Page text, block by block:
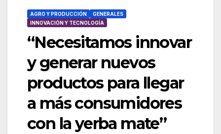
AGRO Y PRODUCCIÓN
GENERALES
INNOVACIÓN Y TECNOLOGÍA
“Necesitamos innovar
y generar nuevos
productos para llegar
a más consumidores
con la yerba mate”